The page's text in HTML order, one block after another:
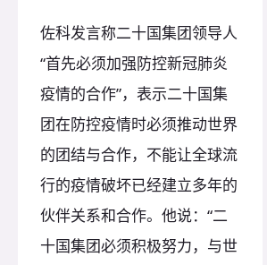
佐科发言称二十国集团领导人
“首先必须加强防控新冠肺炎
疫情的合作”，表示二十国集
团在防控疫情时必须推动世界
的团结与合作，不能让全球流
行的疫情破坏已经建立多年的
伙伴关系和合作。他说：“二
十国集团必须积极努力，与世